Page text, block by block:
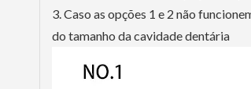
3. Caso as opções 1 e 2 não
do tamanho da cavidade dentária